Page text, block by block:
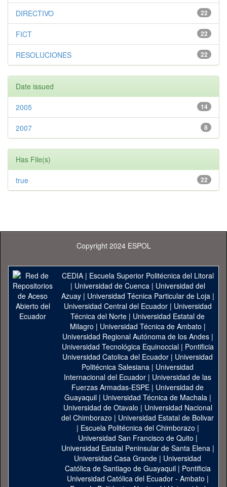
22
DIRECTIVO
22
FICT
22
RESOLUCIONES
Date issued
14
2005
8
2007
Has File(s)
22
true
Copyright 2024 ESPOL
CEDIA| Escuela Superior Politécnica del Litoral
| Universidad de Cuenca| Universidad del
Azuay| Universidad Técnica Particular de Loja|
Universidad Central del Ecuador| Universidad
Técnica del Norte | Universidad Estatal de
Milagro | Universidad Técnica de Ambato |
Universidad Regional Autónoma de los Andes|
Universidad Tecnológica Equinoccial| Pontificia
Universidad Catolica del Ecuador | Universidad
Politécnica Salesiana | Universidad
Internacional del Ecuador | Universidad de las
Fuerzas Armadas-ESPE | Universidad de
Guayaquil| Universidad Técnica de Machala|
Universidad de Otavalo | Universidad Nacional
del Chimborazo | Universidad Estatal de Bolivar
| Escuela Politécnica del Chimborazo |
Universidad San Francisco de Quito |
Universidad Estatal Peninsular de Santa Elena|
Universidad Casa Grande | Universidad
Católica de Santiago de Guayaquil| Pontificia
Universidad Católica del Ecuador - Ambato |